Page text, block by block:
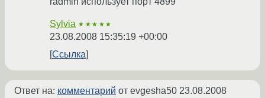
Sylvia ★★★★★
23.08.2008 15:35:19 +00:00
Ссылка
Ответ на: комментарий от evgesha50 23.08.2008